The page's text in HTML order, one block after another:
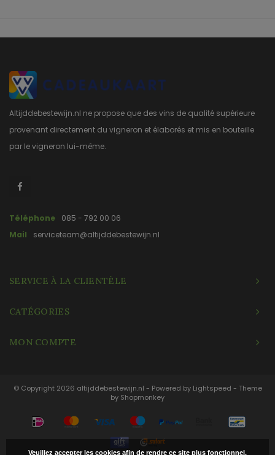
Altijddebestewijn.nl ne propose que des vins de qualité supérieure
provenant directement du vigneron et élaborés et mis en bouteille
par le vigneron lui-même.
Téléphone
085 - 792 00 06
Mail
serviceteam@altijddebestewijn.nl
SERVICE À LA CLIENTÈLE
CATÉGORIES
MON COMPTE
© Copyright 2026 altijddebestewijn.nl - Powered by Lightspeed - Theme
by Shopmonkey
Veuillez accepter les cookies afin de rendre ce site plus fonctionnel.